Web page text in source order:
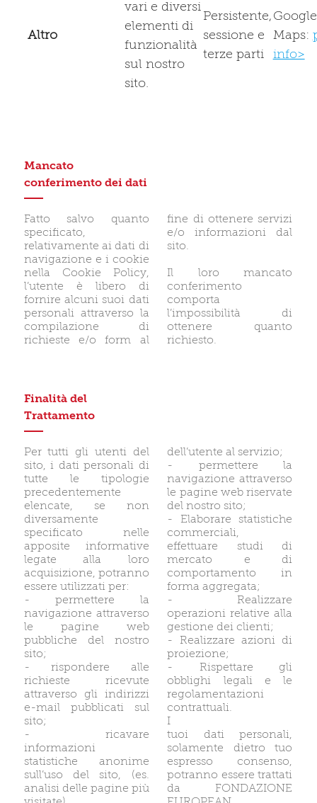
Altro
vari e diversi
elementi di
funzionalità
sul nostro
sito.
Persistente,
sessione e
terze parti
Google
Maps:
info>
Mancato
conferimento dei dati
Fatto salvo quanto
specificato,
relativamente ai dati di
navigazione e i cookie
nella Cookie Policy,
l’utente è libero di
fornire alcuni suoi dati
personali attraverso la
compilazione di
richieste e/o form al
fine di ottenere servizi
e/o informazioni dal
sito.
Il loro mancato
conferimento
comporta
l’impossibilità di
ottenere quanto
richiesto.
Finalità del
Trattamento
Per tutti gli utenti del
sito, i dati personali di
tutte le tipologie
precedentemente
elencate, se non
diversamente
specificato nelle
apposite informative
legate alla loro
acquisizione, potranno
essere utilizzati per:
- permettere la
navigazione attraverso
le pagine web
pubbliche del nostro
sito;
- rispondere alle
richieste ricevute
attraverso gli indirizzi
e-mail pubblicati sul
sito;
- ricavare
informazioni
statistiche anonime
sull’uso del sito, (es.
analisi delle pagine più
dell’utente al servizio;
- permettere la
navigazione attraverso
le pagine web riservate
del nostro sito;
- Elaborare statistiche
commerciali,
effettuare studi di
mercato e di
comportamento in
forma aggregata;
- Realizzare
operazioni relative alla
gestione dei clienti;
- Realizzare azioni di
proiezione;
- Rispettare gli
obblighi legali e le
regolamentazioni
contrattuali.
I
tuoi dati personali,
solamente dietro tuo
espresso consenso,
potranno essere trattati
da FONDAZIONE